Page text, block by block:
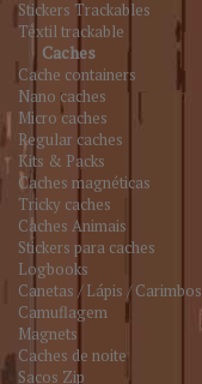
Stickers Trackables
Têxtil trackable
Caches
Cache containers
Nano caches
Micro caches
Regular caches
Kits & Packs
Caches magnéticas
Tricky caches
Caches Animais
Stickers para caches
Logbooks
Canetas / Lápis / Carimbos
Camuflagem
Magnets
Caches de noite
Sacos Zip